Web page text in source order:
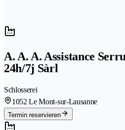
A. A. A. Assistance
24h/7j Sàrl
Schlosserei
1052 Le Mont-sur-Lausanne
Termin reservieren